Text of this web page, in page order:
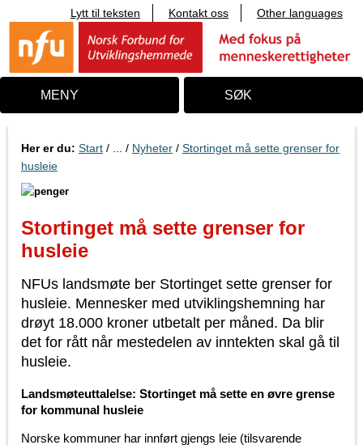
i
n
o
Lytt til teksten Kontakt oss Other languages
MENY SØK
Her er du: Start / ... / Nyheter / Stortinget må sette grenser for
husleie
Stortinget må sette grenser for
husleie
NFUs landsmøte ber Stortinget sette grenser for
husleie. Mennesker med utviklingshemning har
drøyt 18.000 kroner utbetalt per måned. Da blir
det for rått når mestedelen av inntekten skal gå til
husleie.
Landsmøteuttalelse: Stortinget må sette en øvre grense
for kommunal husleie
Norske kommuner har innført gjengs leie (tilsvarende